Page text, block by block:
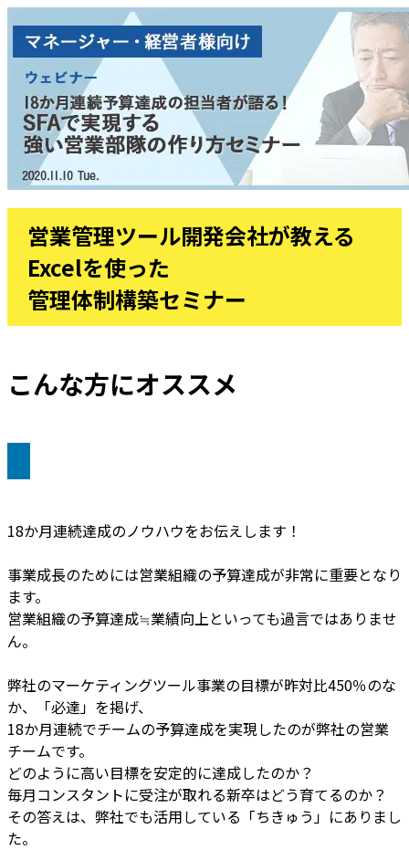
営業管理ツール開発会社が教える
Excelを使った
管理体制構築セミナー
こんな方にオススメ
18か月連続達成のノウハウをお伝えします！
事業成長のためには営業組織の予算達成が非常に重要となり
ます。
営業組織の予算達成≒業績向上といっても過言ではありませ
ん。
弊社のマーケティングツール事業の目標が昨対比450％のな
か、「必達」を掲げ、
18か月連続でチームの予算達成を実現したのが弊社の営業
チームです。
どのように高い目標を安定的に達成したのか？
毎月コンスタントに受注が取れる新卒はどう育てるのか？
その答えは、弊社でも活用している「ちきゅう」にありまし
た。